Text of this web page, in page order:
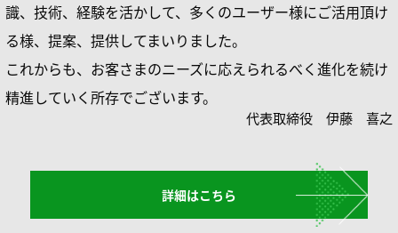
識、技術、経験を活かして、多くのユーザー様にご活用頂け
る様、提案、提供してまいりました。
これからも、お客さまのニーズに応えられるべく進化を続け
精進していく所存でございます。
代表取締役 伊藤 喜之
詳細はこちら